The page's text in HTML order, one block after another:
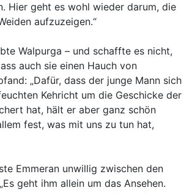
Hier geht es wohl wieder darum, die
aufzuzeigen.“
Walpurga – und schaffte es nicht,
auch sie einen Hauch von
„Dafür, dass der junge Mann sich
Kehricht um die Geschicke der
hat, hält er aber ganz schön
fest, was mit uns zu tun hat,
Emmeran unwillig zwischen den
geht ihm allein um das Ansehen.